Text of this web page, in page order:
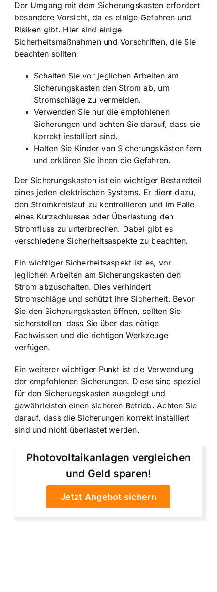
Der Umgang mit dem Sicherungskasten erfordert
besondere Vorsicht, da es einige Gefahren und
Risiken gibt. Hier sind einige
Sicherheitsmaßnahmen und Vorschriften, die Sie
beachten sollten:
Schalten Sie vor jeglichen Arbeiten am
Sicherungskasten den Strom ab, um
Stromschläge zu vermeiden.
Verwenden Sie nur die empfohlenen
Sicherungen und achten Sie darauf, dass sie
korrekt installiert sind.
Halten Sie Kinder von Sicherungskästen fern
und erklären Sie ihnen die Gefahren.
Der Sicherungskasten ist ein wichtiger Bestandteil
eines jeden elektrischen Systems. Er dient dazu,
den Stromkreislauf zu kontrollieren und im Falle
eines Kurzschlusses oder Überlastung den
Stromfluss zu unterbrechen. Dabei gibt es
verschiedene Sicherheitsaspekte zu beachten.
Ein wichtiger Sicherheitsaspekt ist es, vor
jeglichen Arbeiten am Sicherungskasten den
Strom abzuschalten. Dies verhindert
Stromschläge und schützt Ihre Sicherheit. Bevor
Sie den Sicherungskasten öffnen, sollten Sie
sicherstellen, dass Sie über das nötige
Fachwissen und die richtigen Werkzeuge
verfügen.
Ein weiterer wichtiger Punkt ist die Verwendung
der empfohlenen Sicherungen. Diese sind speziell
für den Sicherungskasten ausgelegt und
gewährleisten einen sicheren Betrieb. Achten Sie
darauf, dass die Sicherungen korrekt installiert
sind und nicht überlastet werden.
Photovoltaikanlagen vergleichen
und Geld sparen!
Jetzt Angebot sichern